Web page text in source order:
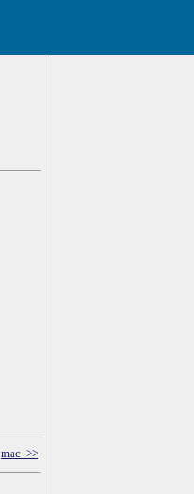
mac >>